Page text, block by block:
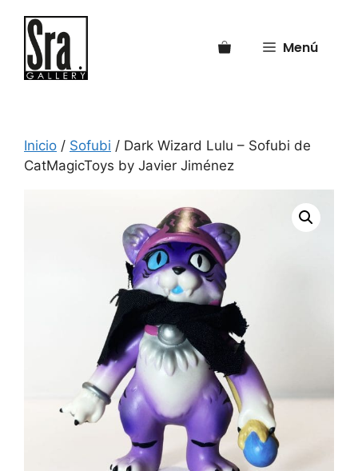
contenido
Menú
Inicio / Sofubi / Dark Wizard Lulu – Sofubi de
CatMagicToys by Javier Jiménez